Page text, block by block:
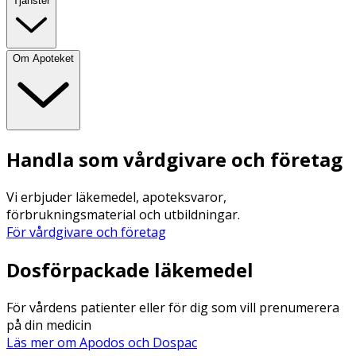
Om Apoteket
Handla som vårdgivare och företag
Vi erbjuder läkemedel, apoteksvaror,
förbrukningsmaterial och utbildningar.
För vårdgivare och företag
Dosförpackade läkemedel
För vårdens patienter eller för dig som vill prenumerera
på din medicin
Läs mer om Apodos och Dospac